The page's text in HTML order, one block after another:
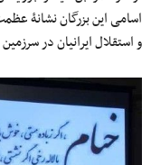
اسامی ‌این بزرگان نشانۀ
و استقلال ایرانیان در